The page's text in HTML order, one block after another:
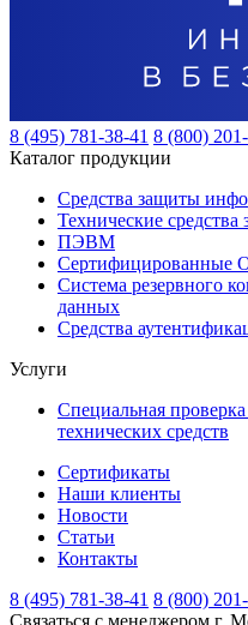
8 (495) 781-38-41 8 (800)
Каталог продукции
Средства защиты
Технические
ПЭВМ
Сертифицированные
Система резервного
данных
Средства
Услуги
Специальная
технических средств
Сертификаты
Наши клиенты
Новости
Статьи
Контакты
8 (495) 781-38-41 8 (800)
Связаться с менеджером г.